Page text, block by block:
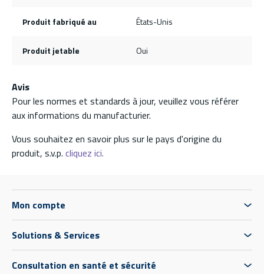
Produit fabriqué au États-Unis
Produit jetable Oui
Avis
Pour les normes et standards à jour, veuillez vous référer
aux informations du manufacturier.
Vous souhaitez en savoir plus sur le pays d'origine du
produit, s.v.p. cliquez ici.
Mon compte
Solutions & Services
Consultation en santé et sécurité